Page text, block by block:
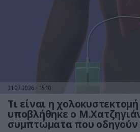
31.07.2026 15:10
Τι είναι η
υποβλήθηκε ο
συμπτώματα που